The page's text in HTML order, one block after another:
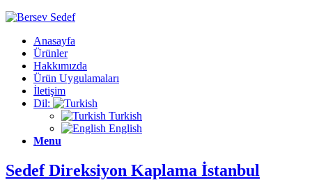
Anasayfa
Ürünler
Hakkımızda
Ürün Uygulamaları
İletişim
Dil:
Turkish
English
Menu
Sedef Direksiyon Kaplama İstanbul